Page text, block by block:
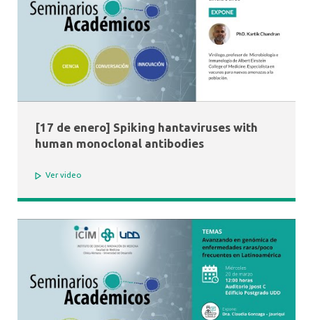
Ver video
[17 de enero] Spiking hantaviruses with
human monoclonal antibodies